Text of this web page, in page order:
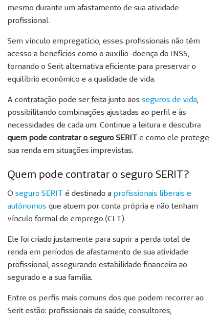
mesmo durante um afastamento de sua atividade
profissional.
Sem vínculo empregatício, esses profissionais não têm
acesso a benefícios como o auxílio-doença do INSS,
tornando o Serit alternativa eficiente para preservar o
equilíbrio econômico e a qualidade de vida.
A contratação pode ser feita junto aos seguros de vida,
possibilitando combinações ajustadas ao perfil e às
necessidades de cada um. Continue a leitura e descubra
quem pode contratar o seguro SERIT e como ele protege
sua renda em situações imprevistas.
Quem pode contratar o seguro SERIT?
O seguro SERIT é destinado a profissionais liberais e
autônomos que atuem por conta própria e não tenham
vínculo formal de emprego (CLT).
Ele foi criado justamente para suprir a perda total de
renda em períodos de afastamento de sua atividade
profissional, assegurando estabilidade financeira ao
segurado e a sua família.
Entre os perfis mais comuns dos que podem recorrer ao
Serit estão: profissionais da saúde, consultores,